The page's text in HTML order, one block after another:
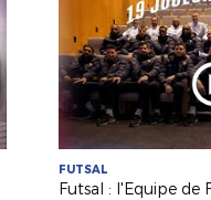
FUTSAL